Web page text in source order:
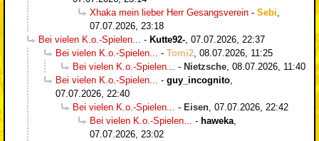
Xhaka mein lieber Herr Gesangsverein - Sebi
07.07.2026, 23:18
Bei vielen K.o.-Spielen...
- Kutte92- 07.07.2026, 22:37
Bei vielen K.o.-Spielen...
- Tomi2 08.07.2026, 11:25
Bei vielen K.o.-Spielen...
- Nietzsche 08.07.2026, 11:40
Bei vielen K.o.-Spielen...
- guy_incognito
07.07.2026, 22:40
Bei vielen K.o.-Spielen...
- Eisen 07.07.2026, 22:42
Bei vielen K.o.-Spielen...
- haweka
07.07.2026, 23:02